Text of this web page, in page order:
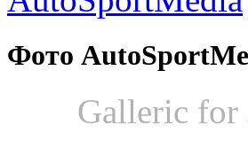
Фото
Galleric